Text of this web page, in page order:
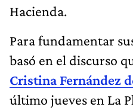
Hacienda.
Para fundamentar
basó en el discurso
Cristina Fernández
último jueves en La